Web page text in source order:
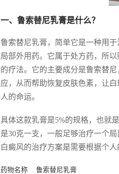
一、鲁索替尼乳膏是什么？
鲁索替尼乳膏，简单它是一种用
局部外用药。它属于处方药，所
的疗法。它的主要成分是鲁索替
应，从而帮助恢复皮肤色素，让
人的命运。
具体这款乳膏是5%的规格，也就
是30克一支，一般足够治疗一个
白癜风的治疗方案是需要根据个
药物名称
鲁索替尼乳膏